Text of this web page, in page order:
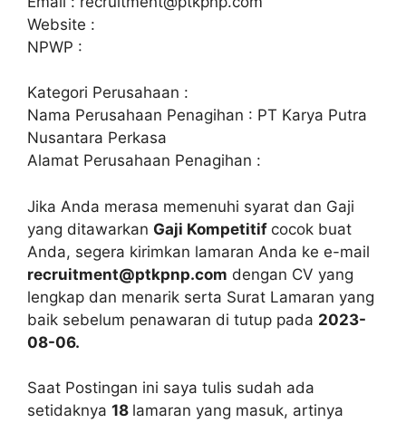
Website :
NPWP :
Kategori Perusahaan :
Nama Perusahaan Penagihan : PT Karya Putra
Nusantara Perkasa
Alamat Perusahaan Penagihan :
Jika Anda merasa memenuhi syarat dan Gaji
yang ditawarkan Gaji Kompetitif cocok buat
Anda, segera kirimkan lamaran Anda ke e-mail
recruitment@ptkpnp.com dengan CV yang
lengkap dan menarik serta Surat Lamaran yang
baik sebelum penawaran di tutup pada 2023-
08-06.
Saat Postingan ini saya tulis sudah ada
setidaknya 18 lamaran yang masuk, artinya